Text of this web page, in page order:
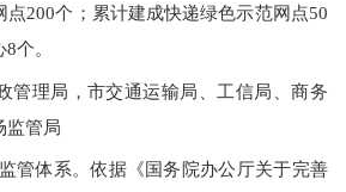
点200个；累计建成快递绿色示范网点50
个。
理局，市交通运输局、工信局、商务
监管局
体系。依据《国务院办公厅关于完善